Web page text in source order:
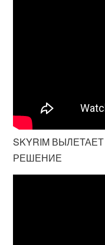
SKYRIM
РЕШЕНИЕ